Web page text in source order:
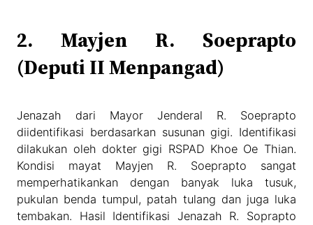
2. Mayjen R. Soeprapto
(Deputi II Menpangad)
Jenazah dari Mayor Jenderal R. Soeprapto
diidentifikasi berdasarkan susunan gigi. Identifikasi
dilakukan oleh dokter gigi RSPAD Khoe Oe Thian.
Kondisi mayat Mayjen R. Soeprapto sangat
memperhatikankan dengan banyak luka tusuk,
pukulan benda tumpul, patah tulang dan juga luka
tembakan. Hasil Identifikasi Jenazah R. Soprapto